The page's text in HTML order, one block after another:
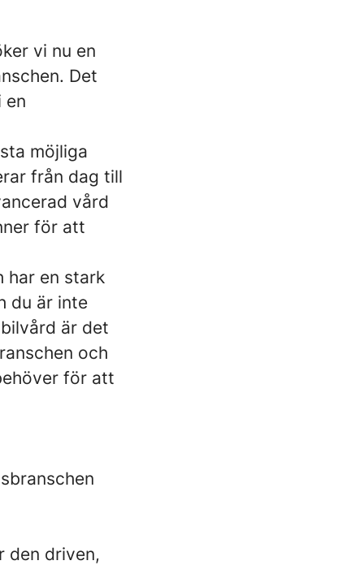
vi nu en
Det
en
möjliga
från dag till
vård
för att
har en stark
du är inte
är det
och
för att
den driven,